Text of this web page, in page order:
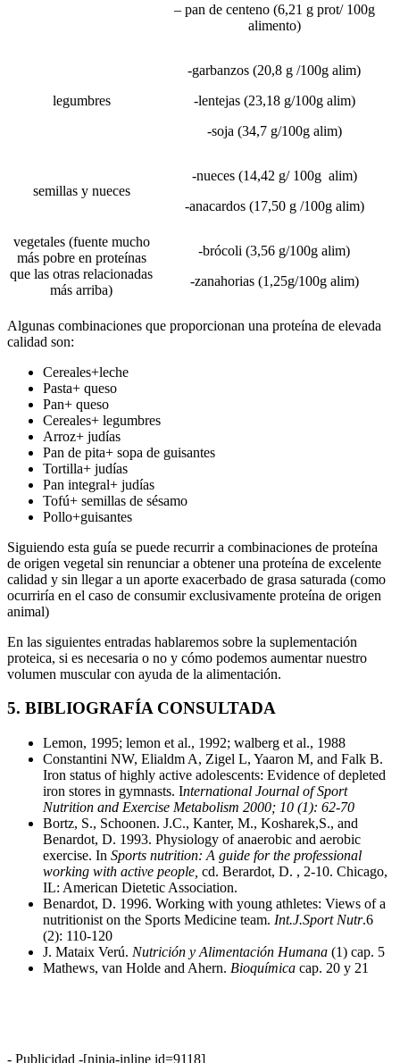
– pan de centeno (6,21 g prot/ 100g
alimento)
legumbres
-garbanzos (20,8 g /100g alim)
-lentejas (23,18 g/100g alim)
-soja (34,7 g/100g alim)
semillas y nueces
-nueces (14,42 g/ 100g alim)
-anacardos (17,50 g /100g alim)
vegetales (fuente mucho
más pobre en proteínas
que las otras relacionadas
más arriba)
-brócoli (3,56 g/100g alim)
-zanahorias (1,25g/100g alim)
Algunas combinaciones que proporcionan una proteína de elevada
calidad son:
Cereales+leche
Pasta+ queso
Pan+ queso
Cereales+ legumbres
Arroz+ judías
Pan de pita+ sopa de guisantes
Tortilla+ judías
Pan integral+ judías
Tofú+ semillas de sésamo
Pollo+guisantes
Siguiendo esta guía se puede recurrir a combinaciones de proteína
de origen vegetal sin renunciar a obtener una proteína de excelente
calidad y sin llegar a un aporte exacerbado de grasa saturada (como
ocurriría en el caso de consumir exclusivamente proteína de origen
animal)
En las siguientes entradas hablaremos sobre la suplementación
proteica, si es necesaria o no y cómo podemos aumentar nuestro
volumen muscular con ayuda de la alimentación.
5. BIBLIOGRAFÍA CONSULTADA
Lemon, 1995; lemon et al., 1992; walberg et al., 1988
Constantini NW, Elialdm A, Zigel L, Yaaron M, and Falk B.
Iron status of highly active adolescents: Evidence of depleted
iron stores in gymnasts. International Journal of Sport
Nutrition and Exercise Metabolism 2000; 10 (1): 62-70
Bortz, S., Schoonen. J.C., Kanter, M., Kosharek,S., and
Benardot, D. 1993. Physiology of anaerobic and aerobic
exercise. In Sports nutrition: A guide for the professional
working with active people, cd. Berardot, D. , 2-10. Chicago,
IL: American Dietetic Association.
Benardot, D. 1996. Working with young athletes: Views of a
nutritionist on the Sports Medicine team. Int.J.Sport Nutr.6
(2): 110-120
J. Mataix Verú. Nutrición y Alimentación Humana (1) cap. 5
Mathews, van Holde and Ahern. Bioquímica cap. 20 y 21
- Publicidad -[ninja-inline id=9118]